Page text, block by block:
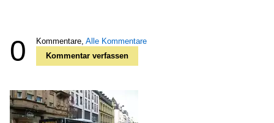
0 Kommentare, Alle Kommentare
Kommentar verfassen